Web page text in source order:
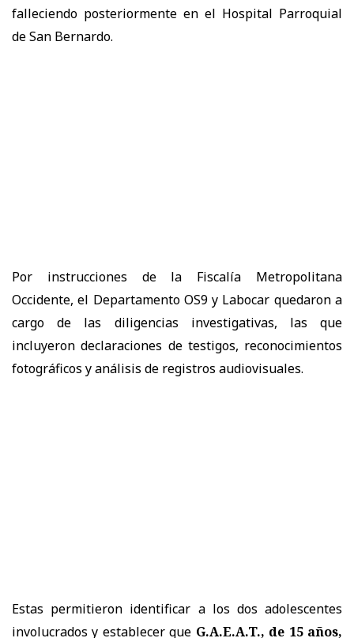
falleciendo posteriormente en el Hospital Parroquial
de San Bernardo.
Por instrucciones de la Fiscalía Metropolitana
Occidente, el Departamento OS9 y Labocar quedaron a
cargo de las diligencias investigativas, las que
incluyeron declaraciones de testigos, reconocimientos
fotográficos y análisis de registros audiovisuales.
Estas permitieron identificar a los dos adolescentes
involucrados y establecer que G.A.E.A.T., de 15 años,